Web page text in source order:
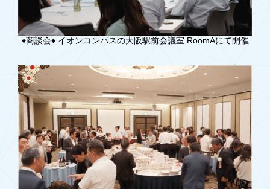
♦︎商談会♦︎ イオンコンパスの大阪駅前会議室 RoomAにて開催